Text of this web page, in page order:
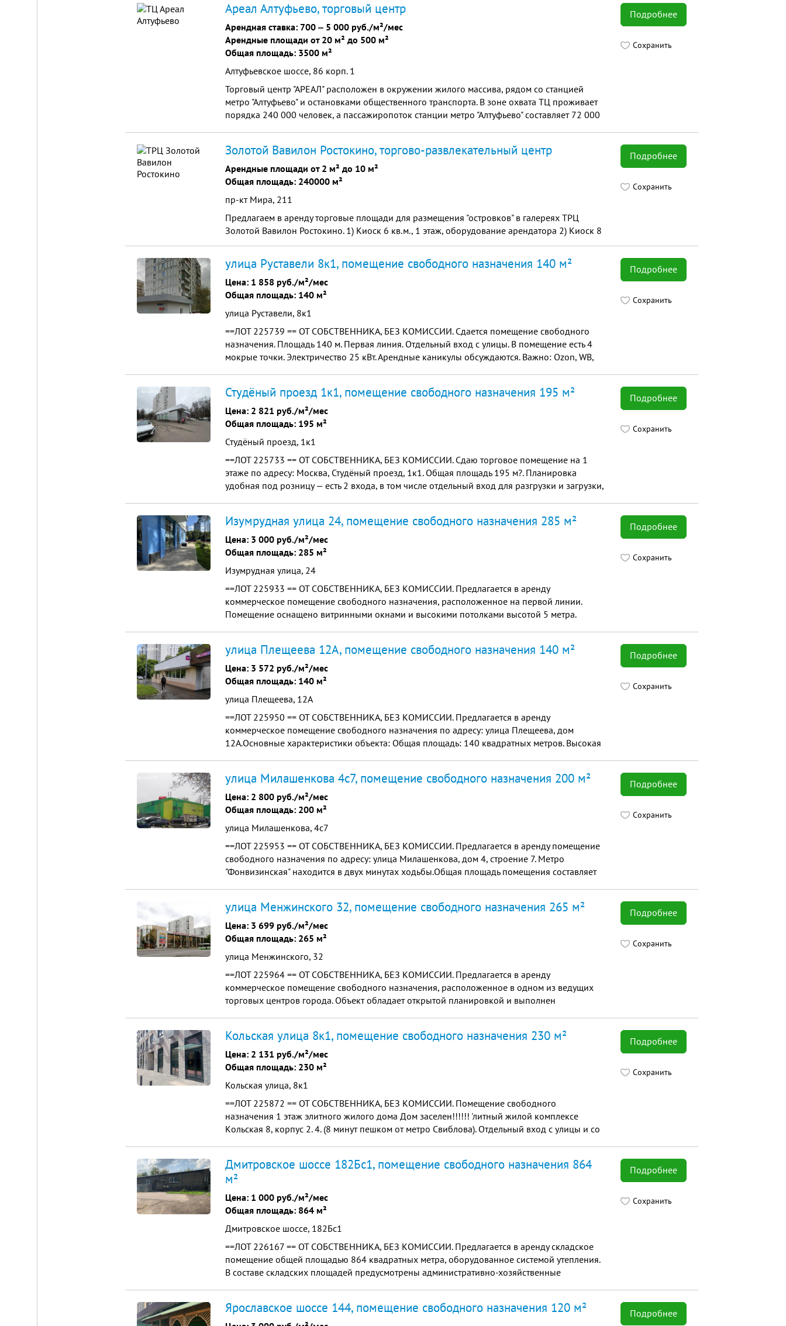
Подробнее
Сохранить
Ареал Алтуфьево, торговый центр
Арендная ставка: 700 ‒ 5 000 руб./м²/мес
Арендные площади от 20 м² до 500 м²
Общая площадь: 3500 м²
Алтуфьевское шоссе, 86 корп. 1
Торговый центр "АРЕАЛ" расположен в окружении жилого массива, рядом со станцией
метро "Алтуфьево" и остановками общественного транспорта. В зоне охвата ТЦ проживает
порядка 240 000 человек, а пассажиропоток станции метро "Алтуфьево" составляет 72 000
районный центр общей площадью 3 500 кв.м., в ТЦ расположено более 60 арендаторов.
Подробнее
Сохранить
Золотой Вавилон Ростокино, торгово-развлекательный центр
Арендные площади от 2 м² до 10 м²
Общая площадь: 240000 м²
пр-кт Мира, 211
Предлагаем в аренду торговые площади для размещения "островков" в галереях ТРЦ
Золотой Вавилон Ростокино. 1) Киоск 6 кв.м., 1 этаж, оборудование арендатора 2) Киоск 8
Подробнее
Сохранить
улица Руставели 8к1, помещение свободного назначения 140 м²
Цена: 1 858 руб./м²/мес
Общая площадь: 140 м²
улица Руставели, 8к1
==ЛОТ 225739 == ОТ СОБСТВЕННИКА, БЕЗ КОМИССИИ. Сдается помещение свободного
назначения. Площадь 140 м. Первая линия. Отдельный вход с улицы. В помещение есть 4
мокрые точки. Электричество 25 кВт. Арендные каникулы обсуждаются. Важно: Ozon, WB,
Подробнее
Сохранить
Студёный проезд 1к1, помещение свободного назначения 195 м²
Цена: 2 821 руб./м²/мес
Общая площадь: 195 м²
Студёный проезд, 1к1
==ЛОТ 225733 == ОТ СОБСТВЕННИКА, БЕЗ КОМИССИИ. Сдаю торговое помещение на 1
этаже по адресу: Москва, Студёный проезд, 1к1. Общая площадь 195 м?. Планировка
удобная под розницу — есть 2 входа, в том числе отдельный вход для разгрузки и загрузки,
Подробнее
Сохранить
Изумрудная улица 24, помещение свободного назначения 285 м²
Цена: 3 000 руб./м²/мес
Общая площадь: 285 м²
Изумрудная улица, 24
==ЛОТ 225933 == ОТ СОБСТВЕННИКА, БЕЗ КОМИССИИ. Предлагается в аренду
коммерческое помещение свободного назначения, расположенное на первой линии.
Помещение оснащено витринными окнами и высокими потолками высотой 5 метра.
Подробнее
Сохранить
улица Плещеева 12А, помещение свободного назначения 140 м²
Цена: 3 572 руб./м²/мес
Общая площадь: 140 м²
улица Плещеева, 12А
==ЛОТ 225950 == ОТ СОБСТВЕННИКА, БЕЗ КОМИССИИ. Предлагается в аренду
коммерческое помещение свободного назначения по адресу: улица Плещеева, дом
12А.Основные характеристики объекта: Общая площадь: 140 квадратных метров. Высокая
Подробнее
Сохранить
улица Милашенкова 4с7, помещение свободного назначения 200 м²
Цена: 2 800 руб./м²/мес
Общая площадь: 200 м²
улица Милашенкова, 4с7
==ЛОТ 225953 == ОТ СОБСТВЕННИКА, БЕЗ КОМИССИИ. Предлагается в аренду помещение
свободного назначения по адресу: улица Милашенкова, дом 4, строение 7. Метро
"Фонвизинская" находится в двух минутах ходьбы.Общая площадь помещения составляет
Подробнее
Сохранить
улица Менжинского 32, помещение свободного назначения 265 м²
Цена: 3 699 руб./м²/мес
Общая площадь: 265 м²
улица Менжинского, 32
==ЛОТ 225964 == ОТ СОБСТВЕННИКА, БЕЗ КОМИССИИ. Предлагается в аренду
коммерческое помещение свободного назначения, расположенное в одном из ведущих
торговых центров города. Объект обладает открытой планировкой и выполнен
Подробнее
Сохранить
Кольская улица 8к1, помещение свободного назначения 230 м²
Цена: 2 131 руб./м²/мес
Общая площадь: 230 м²
Кольская улица, 8к1
==ЛОТ 225872 == ОТ СОБСТВЕННИКА, БЕЗ КОМИССИИ. Помещение свободного
назначения 1 этаж элитного жилого дома Дoм засeлен!!!!!! 'литный жилoй кoмплексе
Кoльскaя 8, кopпус 2. 4. (8 минут пешком от метpо Свиблoва). Отдельный вход с улицы и сo
Подробнее
Сохранить
Дмитровское шоссе 182Бс1, помещение свободного назначения 864
м²
Цена: 1 000 руб./м²/мес
Общая площадь: 864 м²
Дмитровское шоссе, 182Бс1
==ЛОТ 226167 == ОТ СОБСТВЕННИКА, БЕЗ КОМИССИИ. Предлагается в аренду складское
помещение общей площадью 864 квадратных метра, оборудованное системой утепления.
В составе складских площадей предусмотрены административно-хозяйственные
Подробнее
Ярославское шоссе 144, помещение свободного назначения 120 м²